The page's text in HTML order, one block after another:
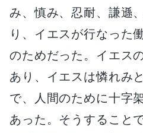
み、慎み、忍耐、謙遜
り、イエスが行なった
のためだった。イエス
あり、イエスは憐れみ
で、人間のために十字
あった。そうすること